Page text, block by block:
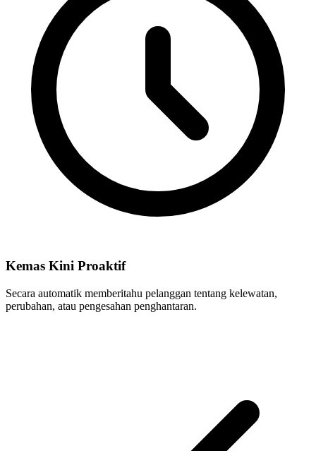
Kemas Kini Proaktif
Secara automatik memberitahu pelanggan tentang kelewatan,
perubahan, atau pengesahan penghantaran.